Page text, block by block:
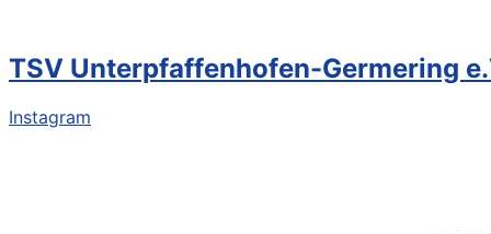
TSV Unterpfaffenhofen-Germering
Instagram